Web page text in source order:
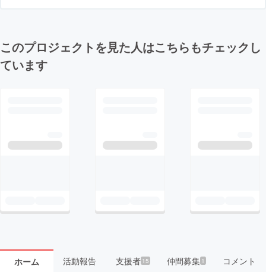
このプロジェクトを見た人はこちらもチェックし
ています
ホーム 活動報告 支援者 15 仲間募集 1 コメント